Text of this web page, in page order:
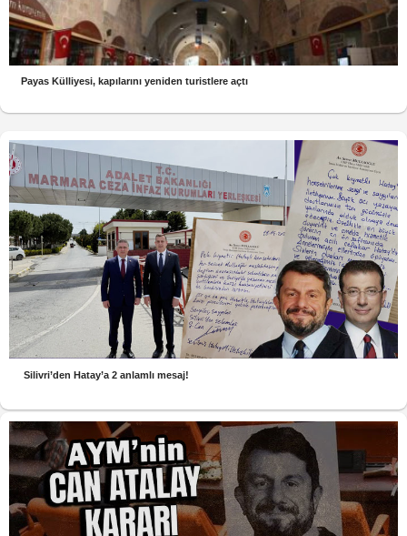
Payas Külliyesi, kapılarını yeniden turistlere açtı
Silivri’den Hatay’a 2 anlamlı mesaj!